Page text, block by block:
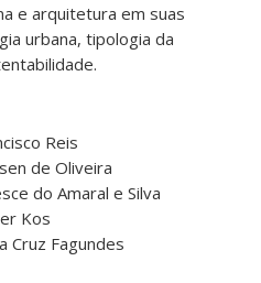
e arquitetura em suas
urbana, tipologia da
Reis
de Oliveira
do Amaral e Silva
Kos
Cruz Fagundes